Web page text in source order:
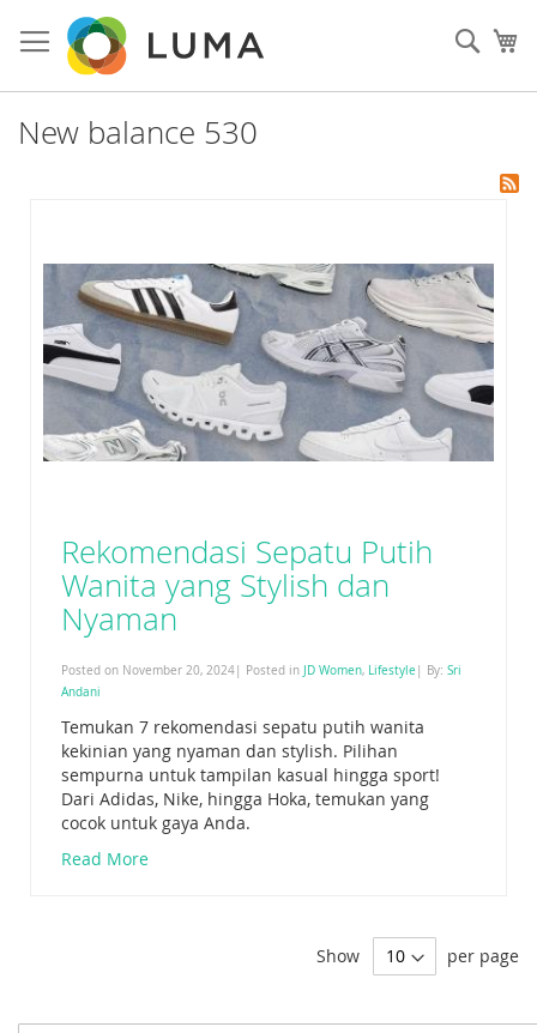
to
Content
New balance 530
Rekomendasi Sepatu Putih
Wanita yang Stylish dan
Nyaman
Posted on November 20, 2024| Posted in JD Women, Lifestyle | By: Sri
Andani
Temukan 7 rekomendasi sepatu putih wanita
kekinian yang nyaman dan stylish. Pilihan
sempurna untuk tampilan kasual hingga sport!
Dari Adidas, Nike, hingga Hoka, temukan yang
cocok untuk gaya Anda.
Read More
Show per page